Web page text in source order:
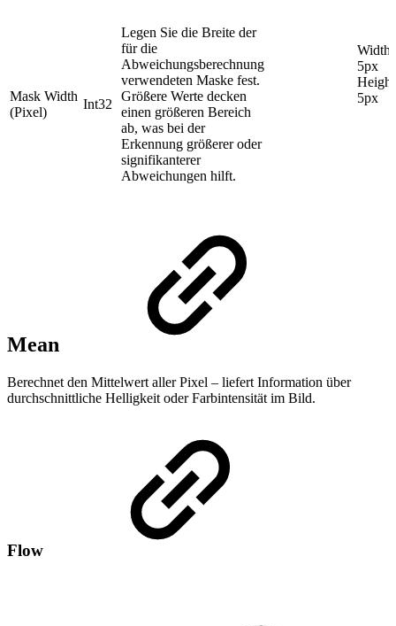
Mask Width
(Pixel)
Int32
Legen Sie die Breite der
für die
Abweichungsberechnung
verwendeten Maske fest.
Größere Werte decken
einen größeren Bereich
ab, was bei der
Erkennung größerer oder
signifikanterer
Abweichungen hilft.
Width:
5px
5px
Mean
Berechnet den Mittelwert aller Pixel – liefert Information über
durchschnittliche Helligkeit oder Farbintensität im Bild.
Flow